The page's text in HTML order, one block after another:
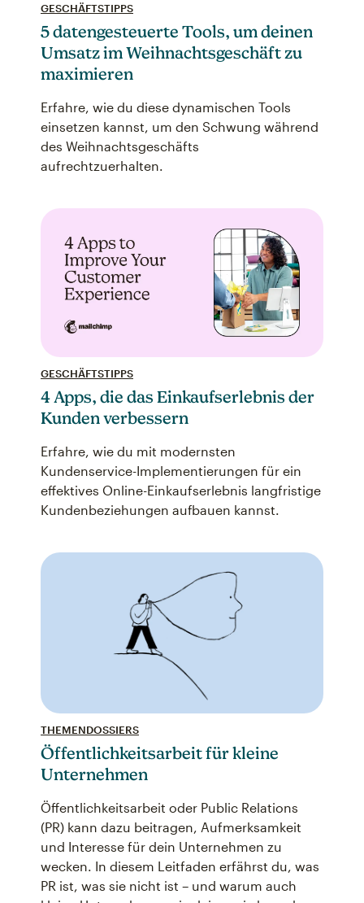
GESCHÄFTSTIPPS
5 datengesteuerte Tools, um deinen
Umsatz im Weihnachtsgeschäft zu
maximieren
Erfahre, wie du diese dynamischen Tools
einsetzen kannst, um den Schwung während
des Weihnachtsgeschäfts
aufrechtzuerhalten.
GESCHÄFTSTIPPS
4 Apps, die das Einkaufserlebnis der
Kunden verbessern
Erfahre, wie du mit modernsten
Kundenservice-Implementierungen für ein
effektives Online-Einkaufserlebnis langfristige
Kundenbeziehungen aufbauen kannst.
THEMENDOSSIERS
Öffentlichkeitsarbeit für kleine
Unternehmen
Öffentlichkeitsarbeit oder Public Relations
(PR) kann dazu beitragen, Aufmerksamkeit
und Interesse für dein Unternehmen zu
wecken. In diesem Leitfaden erfährst du, was
PR ist, was sie nicht ist – und warum auch